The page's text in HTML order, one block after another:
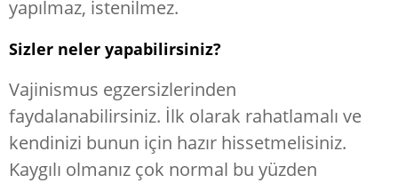
yapılmaz, istenilmez.
Sizler neler yapabilirsiniz?
Vajinismus egzersizlerinden
faydalanabilirsiniz. İlk olarak rahatlamalı ve
kendinizi bunun için hazır hissetmelisiniz.
Kaygılı olmanız çok normal bu yüzden